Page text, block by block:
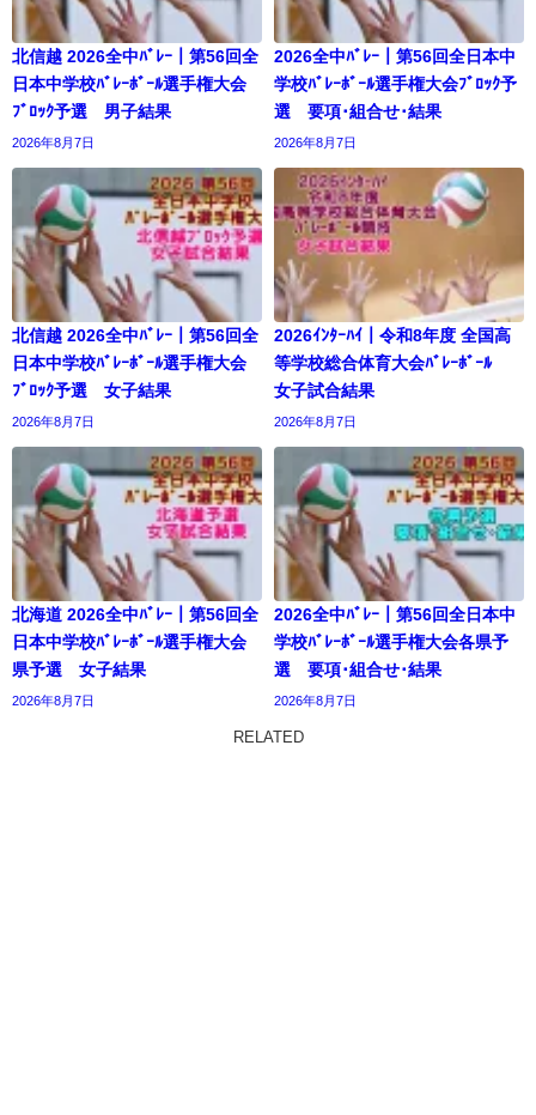
北信越 2026全中ﾊﾞﾚｰ｜第56回全
日本中学校ﾊﾞﾚｰﾎﾞｰﾙ選手権大会
ﾌﾞﾛｯｸ予選 男子結果
2026年8月7日
2026全中ﾊﾞﾚｰ｜第56回全日本中
学校ﾊﾞﾚｰﾎﾞｰﾙ選手権大会ﾌﾞﾛｯｸ予
選 要項･組合せ･結果
2026年8月7日
北信越 2026全中ﾊﾞﾚｰ｜第56回全
日本中学校ﾊﾞﾚｰﾎﾞｰﾙ選手権大会
ﾌﾞﾛｯｸ予選 女子結果
2026年8月7日
2026ｲﾝﾀｰﾊｲ｜令和8年度 全国高
等学校総合体育大会ﾊﾞﾚｰﾎﾞｰﾙ
女子試合結果
2026年8月7日
北海道 2026全中ﾊﾞﾚｰ｜第56回全
日本中学校ﾊﾞﾚｰﾎﾞｰﾙ選手権大会
県予選 女子結果
2026年8月7日
2026全中ﾊﾞﾚｰ｜第56回全日本中
学校ﾊﾞﾚｰﾎﾞｰﾙ選手権大会各県予
選 要項･組合せ･結果
2026年8月7日
RELATED